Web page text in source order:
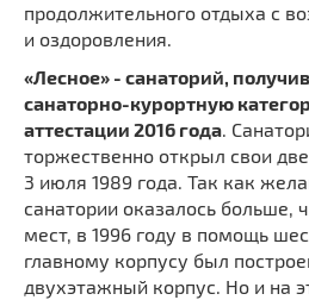
продолжительного отдыха с
и оздоровления.
«Лесное» - санаторий,
санаторно-курортную
аттестации 2016 года.
торжественно открыл свои
3 июля 1989 года. Так как
санатории оказалось больше,
мест, в 1996 году в помощь
главному корпусу был
двухэтажный корпус. Но и на